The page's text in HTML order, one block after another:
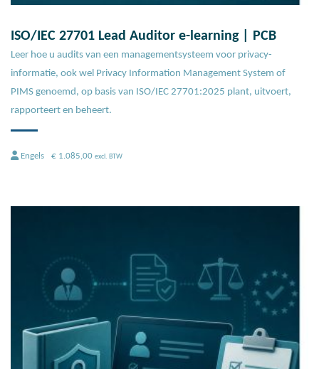
ISO/IEC 27701 Lead Auditor e-learning | PCB
Leer hoe u audits van een managementsysteem voor privacy-
informatie, ook wel Privacy Information Management System of
PIMS genoemd, op basis van ISO/IEC 27701:2025 plant, uitvoert,
rapporteert en beheert.
Engels € 1.085,00 excl. BTW